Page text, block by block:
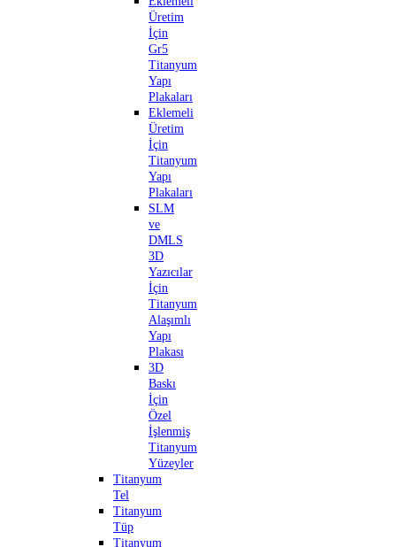
Üretim
İçin
Gr5
Titanyum
Yapı
Plakaları
Eklemeli
Üretim
İçin
Titanyum
Yapı
Plakaları
SLM
ve
DMLS
3D
Yazıcılar
İçin
Titanyum
Alaşımlı
Yapı
Plakası
3D
Baskı
İçin
Özel
İşlenmiş
Titanyum
Yüzeyler
Titanyum
Tel
Titanyum
Tüp
Titanyum